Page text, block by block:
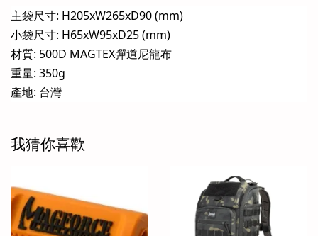
主袋尺寸: H205xW265xD90 (mm)
小袋尺寸: H65xW95xD25 (mm)
材質: 500D MAGTEX彈道尼龍布
重量: 350g
產地: 台灣
我猜你喜歡